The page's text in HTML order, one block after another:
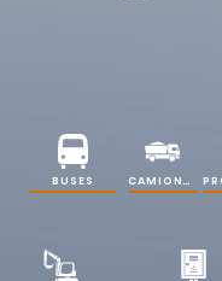
BUSES CAMIONES